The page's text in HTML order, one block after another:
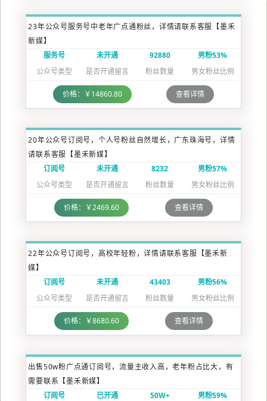
23年公众号服务号中老年广点通粉丝，详情请联系客服【墨禾
新媒】
服务号
公众号类型
未开通
是否开通留言
92880
粉丝数量
男粉53%
男女粉丝比例
价格：￥14860.80 查看详情
20年公众号订阅号，个人号粉丝自然增长，广东珠海号，详情
请联系客服【墨禾新媒】
订阅号
公众号类型
未开通
是否开通留言
8232
粉丝数量
男粉57%
男女粉丝比例
价格：￥2469.60 查看详情
22年公众号订阅号，高校年轻粉，详情请联系客服【墨禾新
媒】
订阅号
公众号类型
未开通
是否开通留言
43403
粉丝数量
男粉56%
男女粉丝比例
价格：￥8680.60 查看详情
出售50w粉广点通订阅号，流量主收入高，老年粉占比大，有
需要联系【墨禾新媒】
订阅号
已开通
50W+
男粉59%